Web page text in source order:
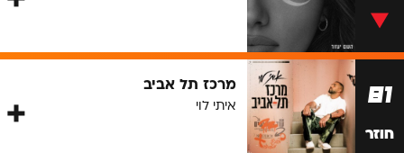
81
חוזר
מרכז תל אביב
איתי לוי